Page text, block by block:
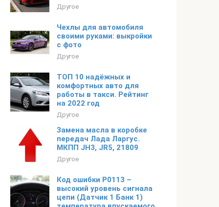
Другое
Чехлы для автомобиля
своими руками: выкройки
с фото
Другое
ТОП 10 надёжных и
комфортных авто для
работы в такси. Рейтинг
на 2022 год
Другое
Замена масла в коробке
передач Лада Ларгус.
МКПП JH3, JR5, 21809
Другое
Код ошибки P0113 –
высокий уровень сигнала
цепи (Датчик 1 Банк 1)